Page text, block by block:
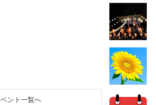
ント一覧へ